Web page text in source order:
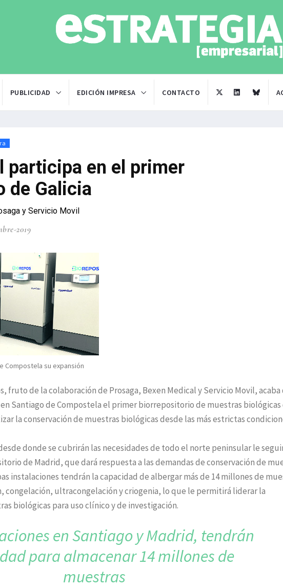
PUBLICIDAD EDICIÓN IMPRESA CONTACTO
participa en el primer
de Galicia
y Servicio Movil
2019
Compostela su expansión
fruto de la colaboración de Prosaga, Bexen Medical y Servicio Movil, acaba
Santiago de Compostela el primer biorrepositorio de muestras biológicas
la conservación de muestras biológicas desde las más estrictas
donde se cubrirán las necesidades de todo el norte peninsular le
de Madrid, que dará respuesta a las demandas de conservación de
instalaciones tendrán la capacidad de albergar más de 14 millones de
congelación, ultracongelación y criogenia, lo que le permitirá liderar la
biológicas para uso clínico y de investigación.
en Santiago y Madrid, tendrán
para almacenar14 millones de
muestras